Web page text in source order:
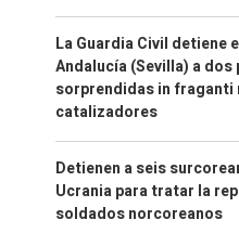
La Guardia Civil detiene
Andalucía (Sevilla) a dos
sorprendidas in fraganti
catalizadores
Detienen a seis
Ucrania para tratar la
soldados norcoreanos